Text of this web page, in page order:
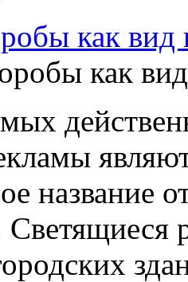
как
название